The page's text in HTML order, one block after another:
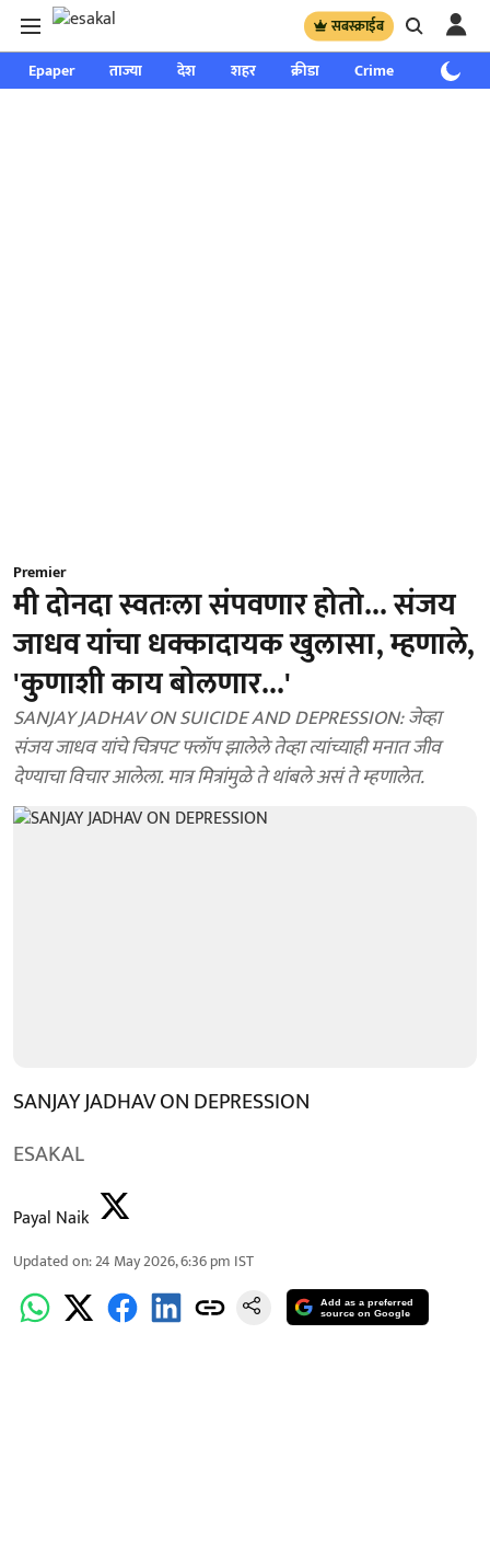
सबस्क्राईब
Epaper ताज्या देश शहर क्रीडा Crime साप्ताहिक
Premier
मी दोनदा स्वतःला संपवणार होतो... संजय
जाधव यांचा धक्कादायक खुलासा, म्हणाले,
'कुणाशी काय बोलणार...'
SANJAY JADHAV ON SUICIDE AND DEPRESSION: जेव्हा
संजय जाधव यांचे चित्रपट फ्लॉप झालेले तेव्हा त्यांच्याही मनात जीव
देण्याचा विचार आलेला. मात्र मित्रांमुळे ते थांबले असं ते म्हणालेत.
SANJAY JADHAV ON DEPRESSION
ESAKAL
Payal Naik
Updated on:24 May 2026, 6:36 pm IST
Add as a preferred
source on Google